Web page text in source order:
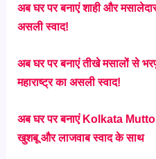
अब घर पर बनाएं शाही और
असली स्वाद!
अब घर पर बनाएं तीखे मसालों से
महाराष्ट्र का असली स्वाद!
अब घर पर बनाएं Kolkata
खुशबू और लाजवाब स्वाद के साथ